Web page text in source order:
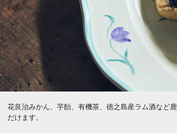
花良治みかん、芋飴、有機茶、徳之島産ラム酒など
だけます。